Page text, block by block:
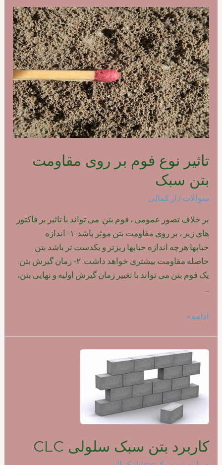
مصرف
فوم
بتن
پلیمری
تاثیر نوع فوم بر روی مقاومت
بتن سبک
سوالات / از کمالی
بر خلاف تصور عمومی ، فوم بتن می تواند با تاثیر بر فاکتور
های زیر ، بر روی مقاومت بتن موثر باشد: ۱- اندازه
حبابها:هرچه اندازه حبابها ریزتر و یکدست تر باشد بتن
حاصله مقاومت بیشتری خواهد داشت. ۲- زمان گیرش بتن:
یک فوم بتن می تواند با تغییر زمان گیرش اولیه و نهایی بتن،
تاثیر
روی
مقاومت
بتن
ادامه »
کاربرد بتن سبک سلولی CLC